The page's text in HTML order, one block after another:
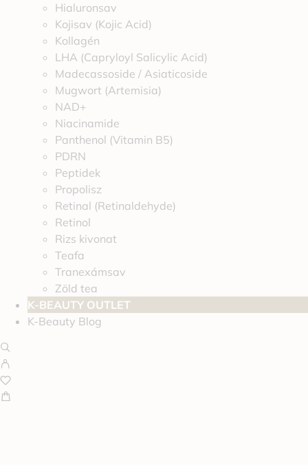
Hialuronsav
Kojisav (Kojic Acid)
Kollagén
LHA (Capryloyl Salicylic Acid)
Madecassoside / Asiaticoside
Mugwort (Artemisia)
NAD+
Niacinamide
Panthenol (Vitamin B5)
PDRN
Peptidek
Propolisz
Retinal (Retinaldehyde)
Retinol
Rizs kivonat
Teafa
Tranexámsav
Zöld tea
K-BEAUTY OUTLET
K-Beauty Blog